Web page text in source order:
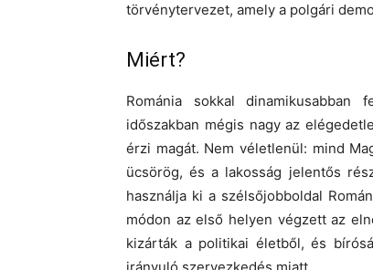
törvénytervezet, amely a polgári
Miért?
Románia sokkal
időszakban mégis nagy az
érzi magát. Nem véletlenül: mind
ücsörög, és a lakosság jelentős
használja ki a szélsőjobboldal
módon az első helyen végzett az
kizárták a politikai életből, és